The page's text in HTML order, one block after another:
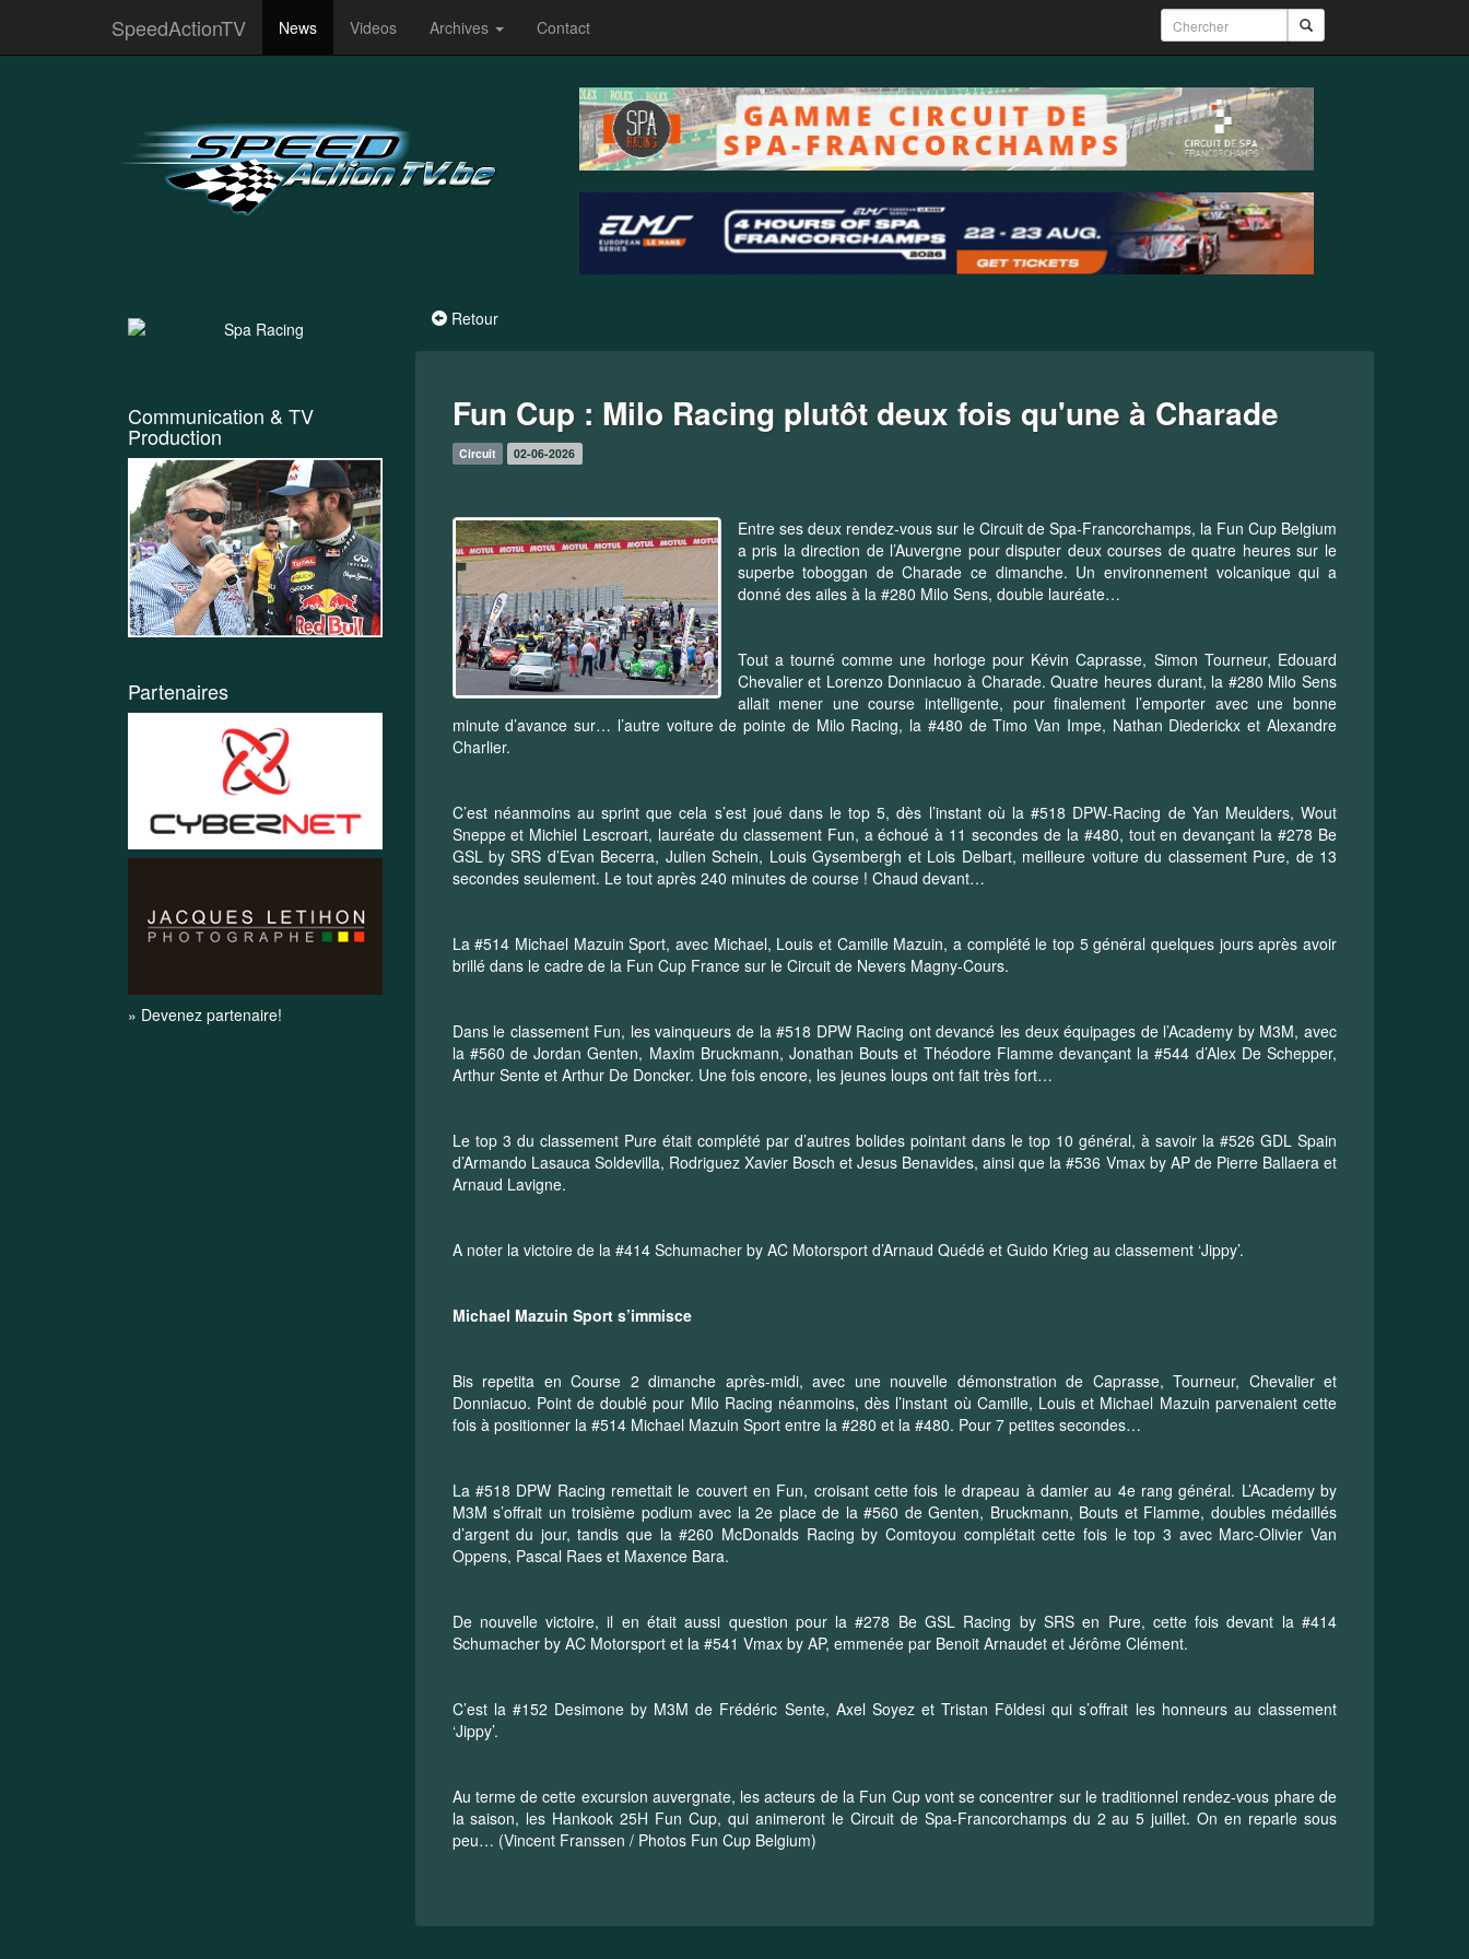
SpeedActionTV News Videos Archives Contact
Retour
Fun Cup : Milo Racing plutôt deux fois qu'une à Charade
Circuit 02-06-2026
Entre ses deux rendez-vous sur le Circuit de Spa-Francorchamps, la Fun Cup Belgium
a pris la direction de l’Auvergne pour disputer deux courses de quatre heures sur le
superbe toboggan de Charade ce dimanche. Un environnement volcanique qui a
donné des ailes à la #280 Milo Sens, double lauréate…
Tout a tourné comme une horloge pour Kévin Caprasse, Simon Tourneur, Edouard
Chevalier et Lorenzo Donniacuo à Charade. Quatre heures durant, la #280 Milo Sens
allait mener une course intelligente, pour finalement l’emporter avec une bonne
minute d’avance sur… l’autre voiture de pointe de Milo Racing, la #480 de Timo Van Impe, Nathan Diederickx et Alexandre
Charlier.
C’est néanmoins au sprint que cela s’est joué dans le top 5, dès l’instant où la #518 DPW-Racing de Yan Meulders, Wout
Sneppe et Michiel Lescroart, lauréate du classement Fun, a échoué à 11 secondes de la #480, tout en devançant la #278 Be
GSL by SRS d’Evan Becerra, Julien Schein, Louis Gysembergh et Lois Delbart, meilleure voiture du classement Pure, de 13
secondes seulement. Le tout après 240 minutes de course ! Chaud devant…
La #514 Michael Mazuin Sport, avec Michael, Louis et Camille Mazuin, a complété le top 5 général quelques jours après avoir
brillé dans le cadre de la Fun Cup France sur le Circuit de Nevers Magny-Cours.
Dans le classement Fun, les vainqueurs de la #518 DPW Racing ont devancé les deux équipages de l’Academy by M3M, avec
la #560 de Jordan Genten, Maxim Bruckmann, Jonathan Bouts et Théodore Flamme devançant la #544 d’Alex De Schepper,
Arthur Sente et Arthur De Doncker. Une fois encore, les jeunes loups ont fait très fort…
Le top 3 du classement Pure était complété par d’autres bolides pointant dans le top 10 général, à savoir la #526 GDL Spain
d’Armando Lasauca Soldevilla, Rodriguez Xavier Bosch et Jesus Benavides, ainsi que la #536 Vmax by AP de Pierre Ballaera et
Arnaud Lavigne.
A noter la victoire de la #414 Schumacher by AC Motorsport d’Arnaud Quédé et Guido Krieg au classement ‘Jippy’.
Michael Mazuin Sport s’immisce
Bis repetita en Course 2 dimanche après-midi, avec une nouvelle démonstration de Caprasse, Tourneur, Chevalier et
Donniacuo. Point de doublé pour Milo Racing néanmoins, dès l’instant où Camille, Louis et Michael Mazuin parvenaient cette
fois à positionner la #514 Michael Mazuin Sport entre la #280 et la #480. Pour 7 petites secondes…
La #518 DPW Racing remettait le couvert en Fun, croisant cette fois le drapeau à damier au 4e rang général. L’Academy by
M3M s’offrait un troisième podium avec la 2e place de la #560 de Genten, Bruckmann, Bouts et Flamme, doubles médaillés
d’argent du jour, tandis que la #260 McDonalds Racing by Comtoyou complétait cette fois le top 3 avec Marc-Olivier Van
Oppens, Pascal Raes et Maxence Bara.
De nouvelle victoire, il en était aussi question pour la #278 Be GSL Racing by SRS en Pure, cette fois devant la #414
Schumacher by AC Motorsport et la #541 Vmax by AP, emmenée par Benoit Arnaudet et Jérôme Clément.
C’est la #152 Desimone by M3M de Frédéric Sente, Axel Soyez et Tristan Földesi qui s’offrait les honneurs au classement
‘Jippy’.
Au terme de cette excursion auvergnate, les acteurs de la Fun Cup vont se concentrer sur le traditionnel rendez-vous phare de
la saison, les Hankook 25H Fun Cup, qui animeront le Circuit de Spa-Francorchamps du 2 au 5 juillet. On en reparle sous
peu… (Vincent Franssen / Photos Fun Cup Belgium)
Communication & TV
Production
Partenaires
» Devenez partenaire!